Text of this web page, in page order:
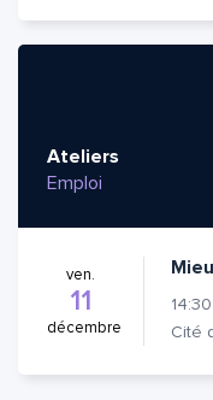
Ateliers
Emploi
ven.
11
décembre
14:30